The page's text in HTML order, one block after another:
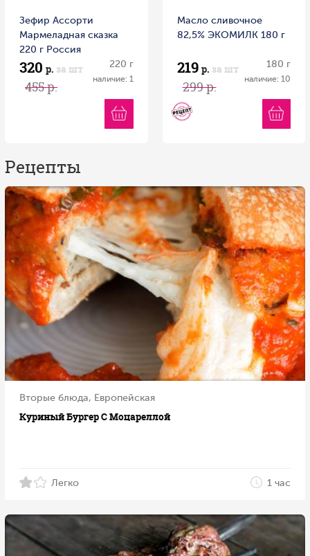
Зефир Ассорти
Мармеладная сказка
220 г Россия
320 р. за шт
455 р.
220 г
наличие: 1
Масло сливочное
82,5% ЭКОМИЛК 180 г
219 р. за шт
299 р.
180 г
наличие: 10
Рецепты
Вторые блюда, Европейская
Куриный Бургер С Моцареллой
Легко 1 час